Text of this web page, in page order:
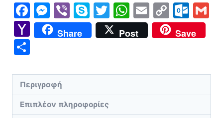
Facebook
Messenger
ViberSkype
Twitter
WhatsApp
EmailCopy
Link
Yahoo
Mail
Share Post Save
Περιγραφή
Επιπλέον πληροφορίες